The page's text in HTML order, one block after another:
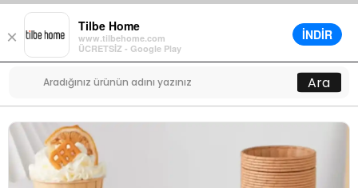
×
Tilbe Home
www.tilbehome.com
ÜCRETSİZ - Google Play
İNDİR
Menü
0
Ara